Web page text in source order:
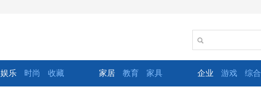
娱乐 时尚 收藏 家居 教育 家具 企业 游戏 综合